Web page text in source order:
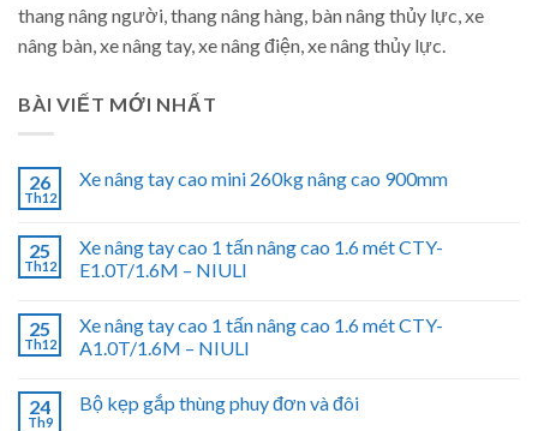
thang nâng người, thang nâng hàng, bàn nâng thủy lực, xe
nâng bàn, xe nâng tay, xe nâng điện, xe nâng thủy lực.
BÀI VIẾT MỚI NHẤT
26
Th12
Xe nâng tay cao mini 260kg nâng cao 900mm
25
Th12
Xe nâng tay cao 1 tấn nâng cao 1.6 mét CTY-
E1.0T/1.6M – NIULI
25
Th12
Xe nâng tay cao 1 tấn nâng cao 1.6 mét CTY-
A1.0T/1.6M – NIULI
24
Th9
Bộ kẹp gắp thùng phuy đơn và đôi